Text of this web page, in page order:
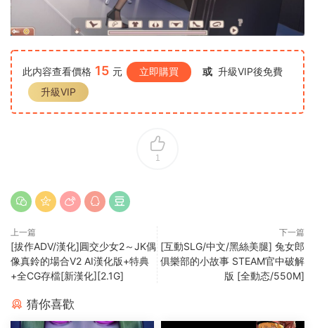
此内容查看價格 15 元 立即購買 或 升級VIP後免費
升級VIP
1
上一篇
[拔作ADV/漢化]圓交少女2～JK偶
像真鈴的場合V2 AI漢化版+特典
+全CG存檔[新漢化][2.1G]
下一篇
[互動SLG/中文/黑絲美腿] 兔女郎
俱樂部的小故事 STEAM官中破解
版 [全動态/550M]
猜你喜歡